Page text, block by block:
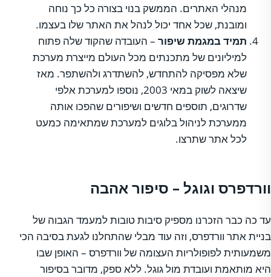
מנהלי האתרים. הממשק בנוי בצורה כל כך נוחה
ומובנת, שכל אחד יכול לנהל את האתר שלו בעצמו.
תמיד במגמת שיפור – העובדה שהקוד שלה פתוח
למיליונים של מתכנתים מכל העולם מייצרת מערכת
שלא מפסיקה להתחדש, להשתדרג ולהשתפר. מאז
שיצאה לשוק במאי 2003, נוספו למערכת אלפי
שדרוגים, תוספים חדשים ושיפורים שהפכו אותה
ממערכת לניהול בלוגים למערכת שמתאימה כמעט
לכל אתר שתרצו.
וורדפרס וגוגל – סיפור אהבה
עד כה כבר הזכרנו מספיק סיבות טובות למעמד הגבוה של
בניית אתר וורדפרס, וזה עוד מבלי שהתחלנו לגעת בסיבה הכי
משמעותית לפופולריות העצומה של וורדפרס – האופן שבו
היא מותאמת ועובדת מול גוגל. ללא ספק, מדובר בסיפור